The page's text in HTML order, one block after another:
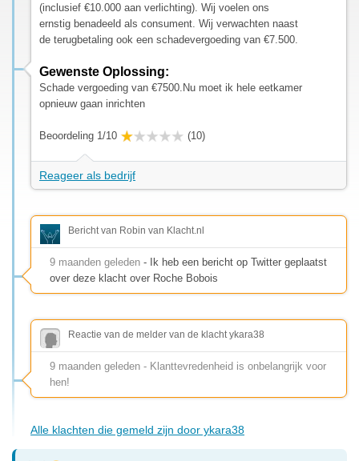
(inclusief €10.000 aan verlichting). Wij voelen ons
ernstig benadeeld als consument. Wij verwachten naast
de terugbetaling ook een schadevergoeding van €7.500.
Gewenste Oplossing:
Schade vergoeding van €7500.Nu moet ik hele eetkamer
opnieuw gaan inrichten
Beoordeling 1/10 (10)
Reageer als bedrijf
Bericht van Robin van Klacht.nl
9 maanden geleden - Ik heb een bericht op Twitter geplaatst
over deze klacht over Roche Bobois
Reactie van de melder van de klacht ykara38
9 maanden geleden - Klanttevredenheid is onbelangrijk voor
hen!
Alle klachten die gemeld zijn door ykara38